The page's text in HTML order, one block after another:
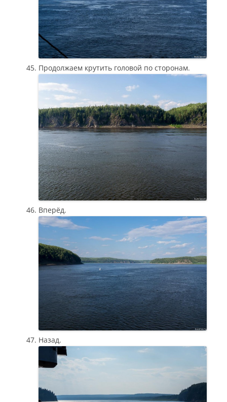
Продолжаем крутить головой по сторонам.
Вперёд.
Назад.